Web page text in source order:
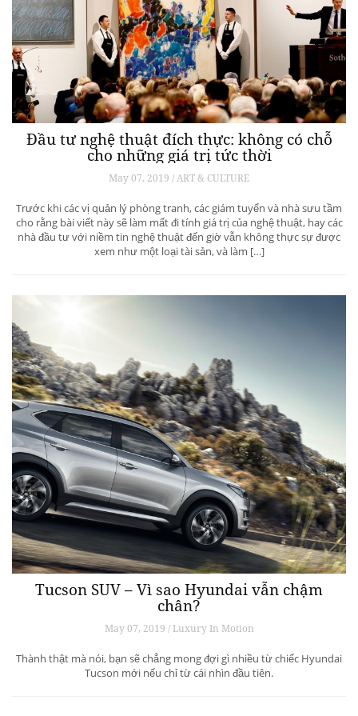
Đầu tư nghệ thuật đích thực: không có chỗ
cho những giá trị tức thời
May 07, 2019 / ART & CULTURE
Trước khi các vị quản lý phòng tranh, các giám tuyển và nhà sưu tầm
cho rằng bài viết này sẽ làm mất đi tính giá trị của nghệ thuật, hay các
nhà đầu tư với niềm tin nghệ thuật đến giờ vẫn không thực sự được
xem như một loại tài sản, và làm […]
Tucson SUV – Vì sao Hyundai vẫn chậm
chân?
May 07, 2019 / Luxury In Motion
Thành thật mà nói, bạn sẽ chẳng mong đợi gì nhiều từ chiếc Hyundai
Tucson mới nếu chỉ từ cái nhìn đầu tiên.